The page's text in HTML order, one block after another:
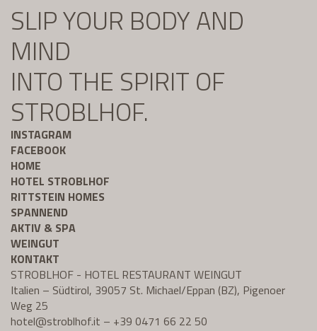
SLIP YOUR BODY AND
MIND
INTO THE SPIRIT OF
STROBLHOF.
INSTAGRAM
FACEBOOK
HOME
HOTEL STROBLHOF
RITTSTEIN HOMES
SPANNEND
AKTIV & SPA
WEINGUT
KONTAKT
STROBLHOF - HOTEL RESTAURANT WEINGUT
Italien – Südtirol, 39057 St. Michael/Eppan (BZ), Pigenoer
Weg 25
hotel@stroblhof.it – +39 0471 66 22 50